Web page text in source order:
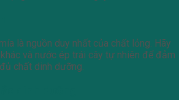
là nguồn duy nhất của chất lỏng. Hãy
và nước ép trái cây tự nhiên để đảm
chất dinh dưỡng.